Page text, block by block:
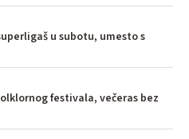
u subotu, umesto s
festivala, večeras bez